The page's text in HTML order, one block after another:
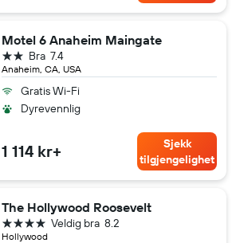
Motel 6 Anaheim Maingate
Anaheim, CA, USA
7.4
Bra
2 stjerner
Gratis Wi-Fi
Dyrevennlig
1 114 kr+
Sjekk
tilgjengelighet
The Hollywood Roosevelt
Hollywood
8.2
Veldig bra
4 stjerner